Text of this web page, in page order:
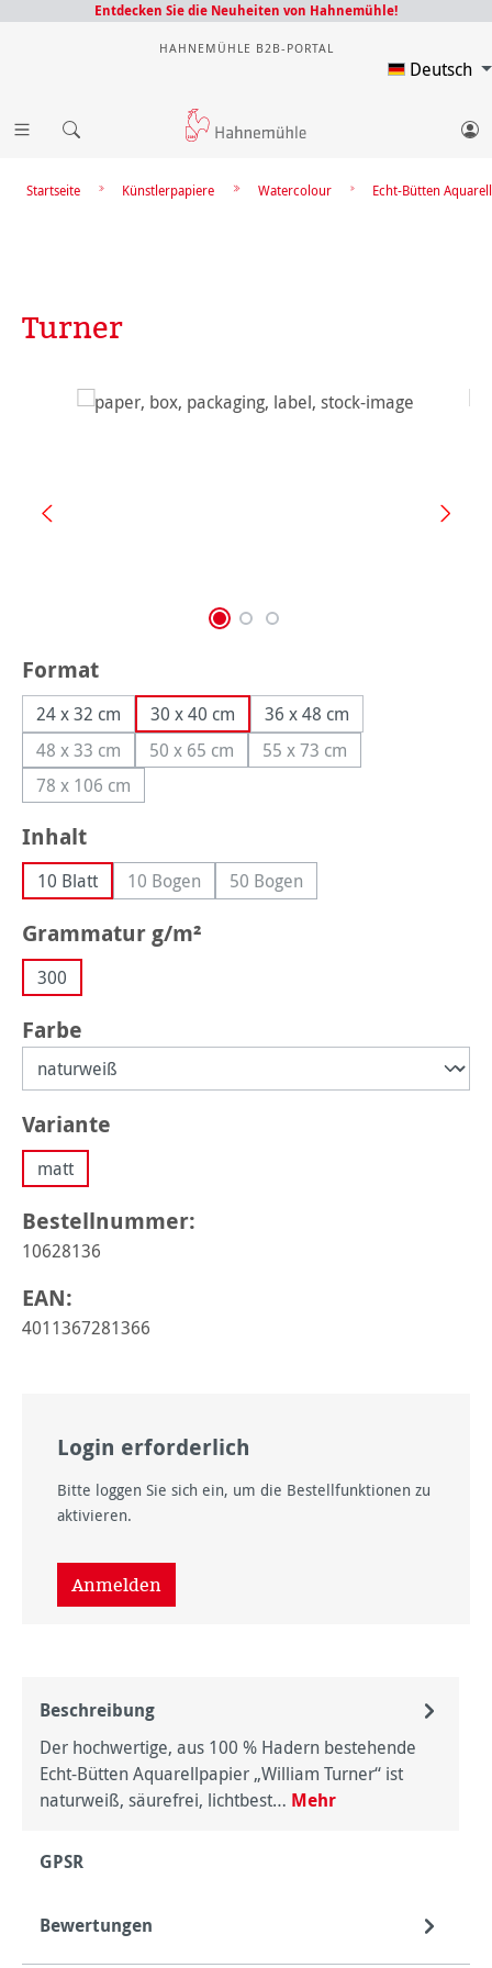
Entdecken Sie die Neuheiten von Hahnemühle!
HAHNEMÜHLE B2B-PORTAL
Deutsch
Echt-Bütten Aquarell
Watercolour
Künstlerpapiere
Startseite
Turner
Bildergalerie überspringen
Formatauswählen
24 x 32 cm 30 x 40 cm
36 x 48 cm
48 x 33 cm(Diese Option ist zurzeit nicht verfügbar.)
50 x 65 cm(Diese Option ist zurzeit nicht verfügbar.)
55 x 73 cm(Diese Option ist zurzeit
78 x 106 cm(Diese Option ist zurzeit nicht verfügbar.)
Inhaltauswählen
10 Blatt 10 Bogen(Diese Option ist zurzeit nicht verfügbar.)
50 Bogen(Diese Option ist zurzeit nicht
Grammatur g/m²
300
Farbe
Variante
matt
Bestellnummer:
10628136
EAN:
4011367281366
Login erforderlich
Bitte loggen Sie sich ein, um die Bestellfunktionen zu
aktivieren.
Anmelden
Beschreibung
Der hochwertige, aus 100 % Hadern bestehende
Echt-Bütten Aquarellpapier „William Turner“ ist
naturweiß, säurefrei, lichtbest… Mehr
GPSR
Bewertungen